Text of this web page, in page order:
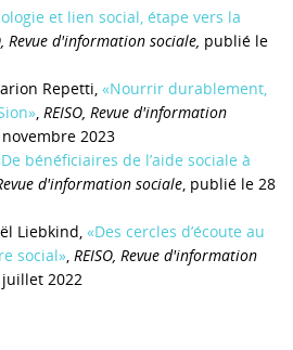
et lien social, étape vers la
Revue d'information sociale, publié le
Repetti, «Nourrir durablement,
, REISO, Revue d'information
2023
bénéficiaires de l’aide sociale à
d'information sociale, publié le 28
Liebkind, «Des cercles d’écoute au
social», REISO, Revue d'information
2022